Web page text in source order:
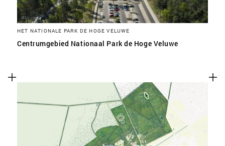
HET NATIONALE PARK DE HOGE VELUWE
Centrumgebied Nationaal Park de Hoge Veluwe